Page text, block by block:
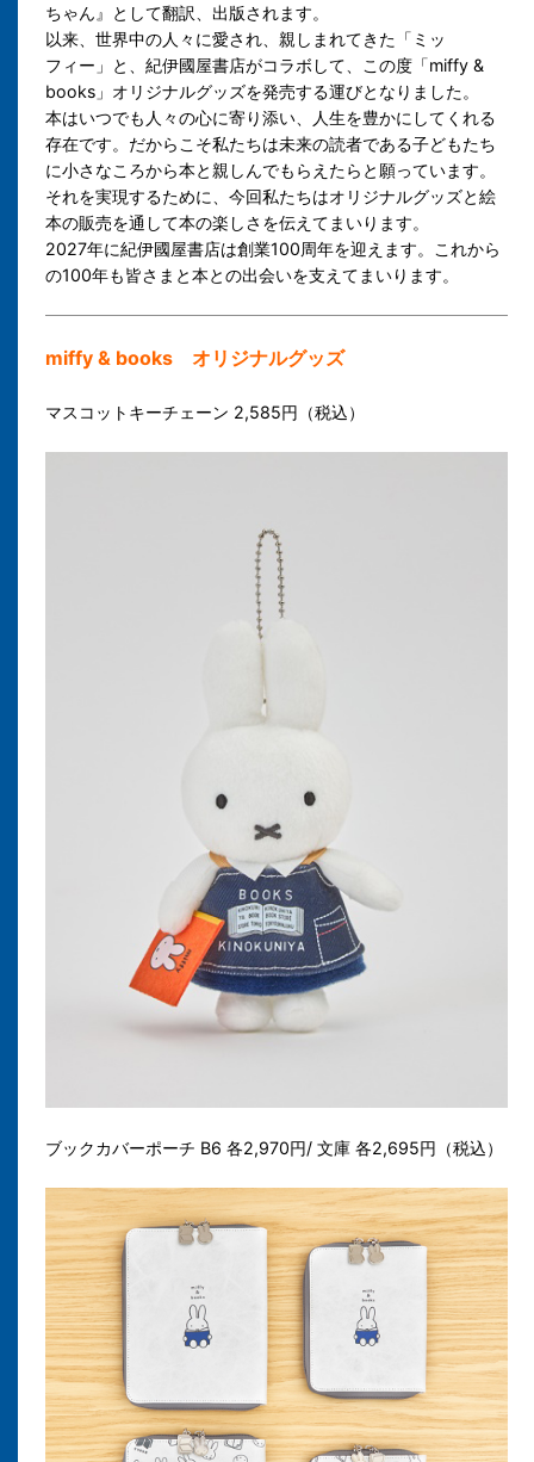
ちゃん』として翻訳、出版されます。
以来、世界中の人々に愛され、親しまれてきた「ミッ
フィー」と、紀伊國屋書店がコラボして、この度「miffy &
books」オリジナルグッズを発売する運びとなりました。
本はいつでも人々の心に寄り添い、人生を豊かにしてくれる
存在です。だからこそ私たちは未来の読者である子どもたち
に小さなころから本と親しんでもらえたらと願っています。
それを実現するために、今回私たちはオリジナルグッズと絵
本の販売を通して本の楽しさを伝えてまいります。
2027年に紀伊國屋書店は創業100周年を迎えます。これから
の100年も皆さまと本との出会いを支えてまいります。
miffy & books オリジナルグッズ
マスコットキーチェーン 2,585円（税込）
ブックカバーポーチ B6 各2,970円/ 文庫 各2,695円（税込）